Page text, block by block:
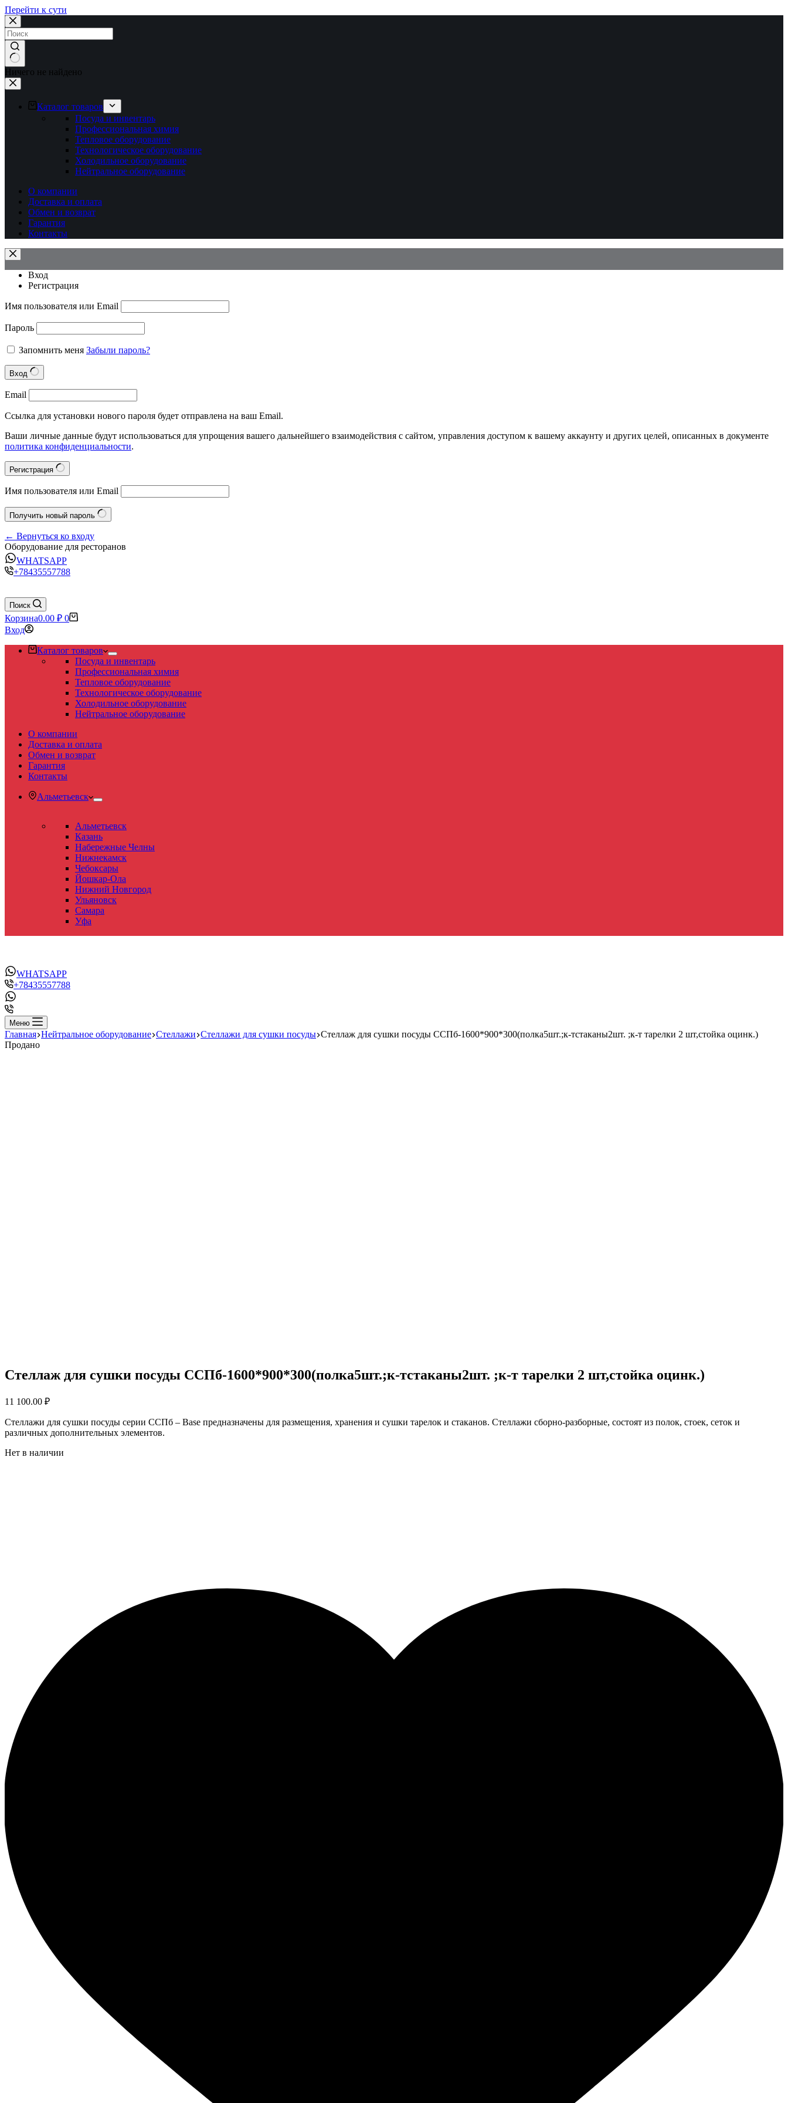
Перейти к сути
Ничего не найдено
Каталог товаров
Посуда и инвентарь
Профессиональная химия
Тепловое оборудование
Технологическое оборудование
Холодильное оборудование
Нейтральное оборудование
О компании
Доставка и оплата
Обмен и возврат
Гарантия
Контакты
Вход
Регистрация
Имя пользователя или Email
Пароль
Запомнить меня Забыли пароль?
Вход
Email
Ссылка для установки нового пароля будет отправлена на ваш Email.
Ваши личные данные будут использоваться для упрощения вашего дальнейшего взаимодействия с сайтом, управления доступом к вашему аккаунту и других целей, описанных в документе
политика конфиденциальности.
Регистрация
Имя пользователя или Email
Получить новый пароль
← Вернуться ко входу
Оборудование для ресторанов
WHATSAPP
+78435557788
Поиск
Корзина0.00 ₽ 0
Вход
Каталог товаров
Посуда и инвентарь
Профессиональная химия
Тепловое оборудование
Технологическое оборудование
Холодильное оборудование
Нейтральное оборудование
О компании
Доставка и оплата
Обмен и возврат
Гарантия
Контакты
Альметьевск
Альметьевск
Казань
Набережные Челны
Нижнекамск
Чебоксары
Йошкар-Ола
Нижний Новгород
Ульяновск
Самара
Уфа
WHATSAPP
+78435557788
Меню
Главная Нейтральное оборудование Стеллажи Стеллажи для сушки посуды Стеллаж для сушки посуды ССПб-1600*900*300(полка5шт.;к-тстаканы2шт. ;к-т тарелки 2 шт,стойка оцинк.)
Продано
Стеллаж для сушки посуды ССПб-1600*900*300(полка5шт.;к-тстаканы2шт. ;к-т тарелки 2 шт,стойка оцинк.)
11 100.00 ₽
Стеллажи для сушки посуды серии ССПб – Base предназначены для размещения, хранения и сушки тарелок и стаканов. Стеллажи сборно-разборные, состоят из полок, стоек, сеток и
различных дополнительных элементов.
Нет в наличии